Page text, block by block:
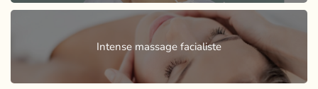
Intense massage facialiste